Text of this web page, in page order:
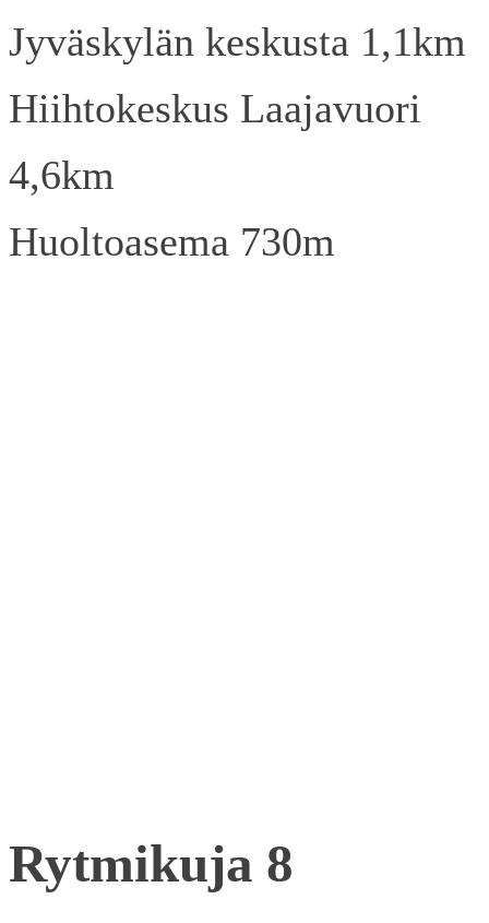
Jyväskylän keskusta 1,1km
Hiihtokeskus Laajavuori
4,6km
Huoltoasema 730m
Rytmikuja 8